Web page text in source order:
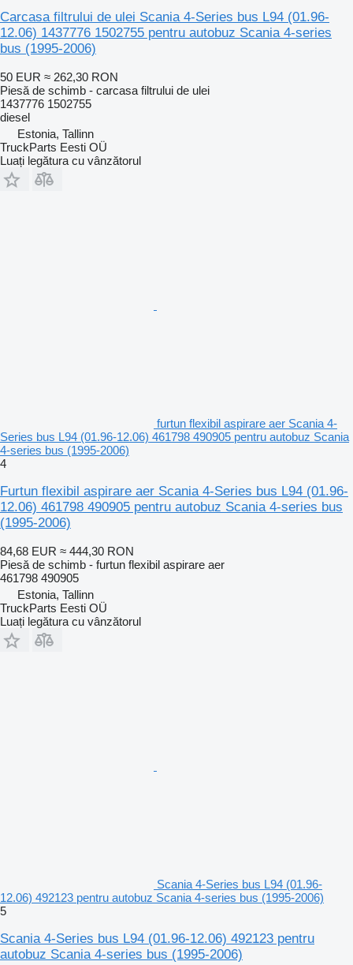
Carcasa filtrului de ulei Scania 4-Series bus L94 (01.96-
12.06) 1437776 1502755 pentru autobuz Scania 4-series
bus (1995-2006)
50 EUR ≈ 262,30 RON
Piesă de schimb - carcasa filtrului de ulei
1437776 1502755
diesel
Estonia, Tallinn
TruckParts Eesti OÜ
Luați legătura cu vânzătorul
furtun flexibil aspirare aer Scania 4-
Series bus L94 (01.96-12.06) 461798 490905 pentru autobuz Scania
4-series bus (1995-2006)
4
Furtun flexibil aspirare aer Scania 4-Series bus L94 (01.96-
12.06) 461798 490905 pentru autobuz Scania 4-series bus
(1995-2006)
84,68 EUR ≈ 444,30 RON
Piesă de schimb - furtun flexibil aspirare aer
461798 490905
Estonia, Tallinn
TruckParts Eesti OÜ
Luați legătura cu vânzătorul
Scania 4-Series bus L94 (01.96-
12.06) 492123 pentru autobuz Scania 4-series bus (1995-2006)
5
Scania 4-Series bus L94 (01.96-12.06) 492123 pentru
autobuz Scania 4-series bus (1995-2006)